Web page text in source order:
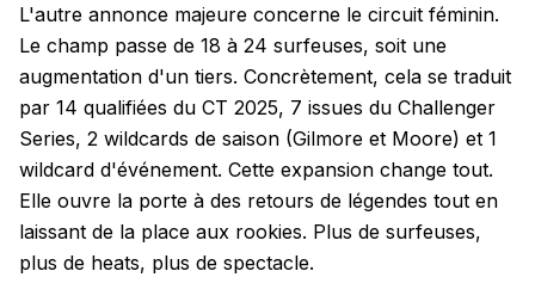
L'autre annonce majeure concerne le circuit féminin.
Le champ passe de 18 à 24 surfeuses, soit une
augmentation d'un tiers. Concrètement, cela se traduit
par 14 qualifiées du CT 2025, 7 issues du Challenger
Series, 2 wildcards de saison (Gilmore et Moore) et 1
wildcard d'événement. Cette expansion change tout.
Elle ouvre la porte à des retours de légendes tout en
laissant de la place aux rookies. Plus de surfeuses,
plus de heats, plus de spectacle.